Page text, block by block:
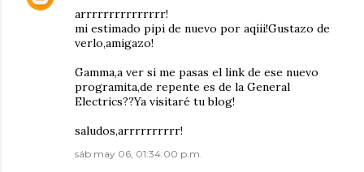
arrrrrrrrrrrrrrr!
mi estimado pipi de nuevo por aqíii!Gustazo de
verlo,amigazo!
Gamma,a ver si me pasas el link de ese nuevo
programita,de repente es de la General
Electrics??Ya visitaré tu blog!
saludos,arrrrrrrrrr!
sáb may 06, 01:34:00 p.m.